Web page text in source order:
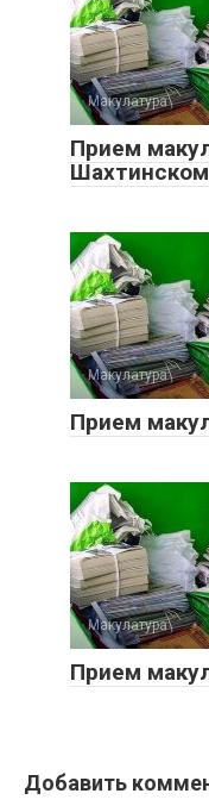
Макулатура
Прием
Шахтинском
Макулатура
Прием
Макулатура
Прием
Добавить